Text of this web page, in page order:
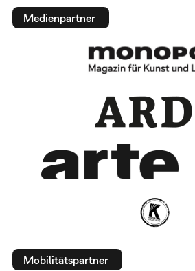
Medienpartner
Mobilitätspartner